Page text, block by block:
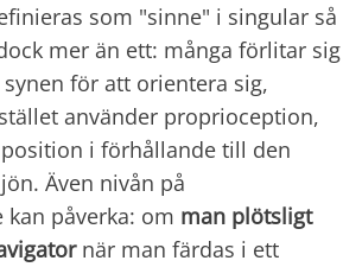
som "sinne" i singular så
mer än ett: många förlitar sig
för att orientera sig,
använder proprioception,
i förhållande till den
Även nivån på
påverka: om man plötsligt
när man färdas i ett